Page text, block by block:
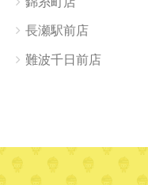
長瀬駅前店
難波千日前店